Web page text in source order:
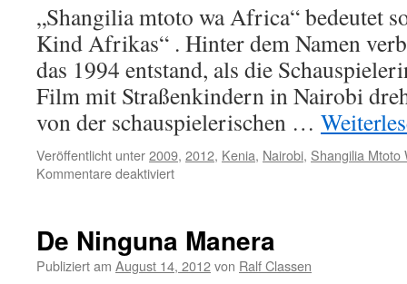
„Shangilia mtoto wa Africa“ bedeutet
Kind Afrikas“ . Hinter dem Namen
das 1994 entstand, als die
Film mit Straßenkindern in Nairobi
von der schauspielerischen …
Veröffentlicht unter2009, 2012, Kenia, Nairobi, Shangilia Mtoto
Kommentare deaktiviertfür
Africa
De Ninguna Manera
Publiziert am August 14, 2012von Ralf Classen